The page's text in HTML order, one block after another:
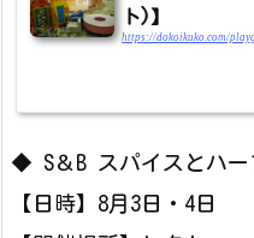
ト)】
https://dokoikuko.com/
◆ S＆B スパイスとハー
【日時】8月3日・4日